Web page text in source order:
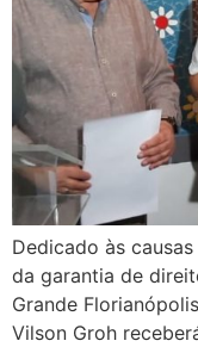
Dedicado às
da garantia de
Grande
Vilson Groh